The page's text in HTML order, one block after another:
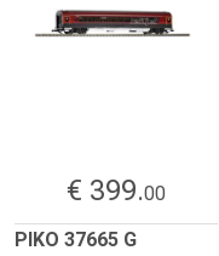
€ 399.00
PIKO 37665 G